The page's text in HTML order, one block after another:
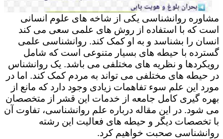
مشاوره روانشناسی یکی از شاخه های علوم انسانی
است که با استفاده از روش های علمی سعی می کند
انسان را بشناسد و به او کمک کند. روانشناسی علمی
گسترده با حیطه های بسیار متنوعی است که شامل
رویکردها و نظریه های مختلفی می باشد. یک روانشناس
در حیطه های مختلفی می تواند به مردم کمک کند. اما در
مورد این علم سوء تفاهمات زیادی وجود دارد که مانع از
بهره گیری کامل جامعه از خدمات این قشر از متخصصان
می شود. در این مقاله درباره علم روانشناسی، تفاوت آن
با تخصصات دیگر و حیطه های فعالیت این رشته
روانشناسی صحبت خواهیم کرد.